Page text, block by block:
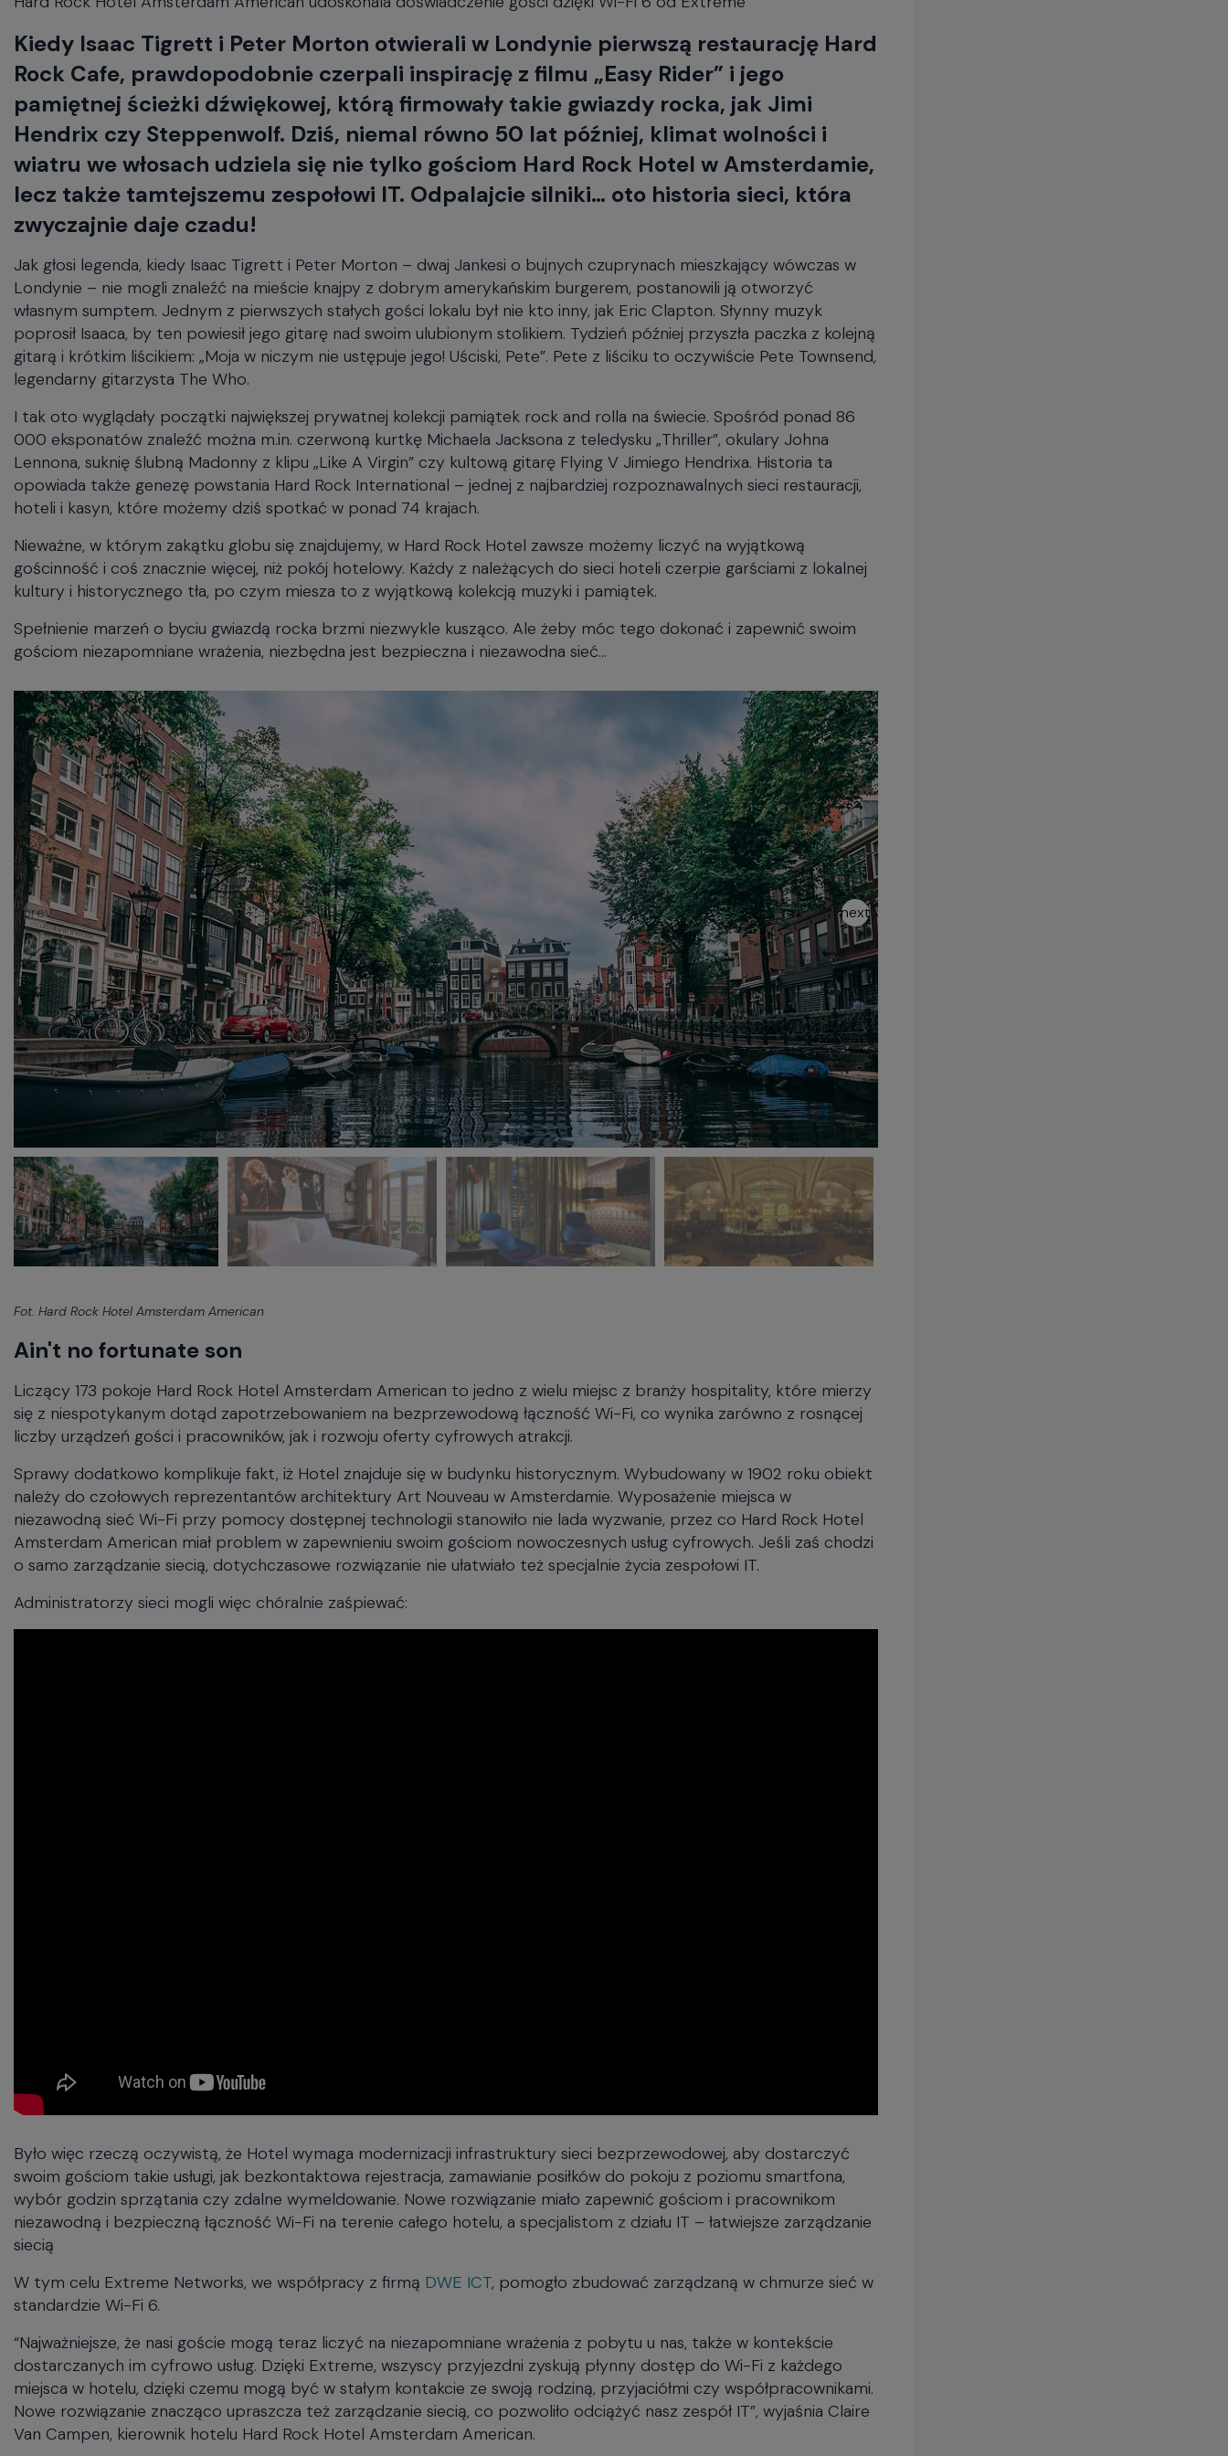
will
the
current
menu.
Spacebar
will
open
the
current
menu.
Kiedy Isaac Tigrett i Peter Morton otwierali w Londynie pierwszą restaurację Hard
Rock Cafe, prawdopodobnie czerpali inspirację z filmu „Easy Rider” i jego
pamiętnej ścieżki dźwiękowej, którą firmowały takie gwiazdy rocka, jak Jimi
Hendrix czy Steppenwolf. Dziś, niemal równo 50 lat później, klimat wolności i
wiatru we włosach udziela się nie tylko gościom Hard Rock Hotel w Amsterdamie,
lecz także tamtejszemu zespołowi IT. Odpalajcie silniki… oto historia sieci, która
zwyczajnie daje czadu!
Jak głosi legenda, kiedy Isaac Tigrett i Peter Morton – dwaj Jankesi o bujnych czuprynach mieszkający wówczas w
Londynie – nie mogli znaleźć na mieście knajpy z dobrym amerykańskim burgerem, postanowili ją otworzyć
własnym sumptem. Jednym z pierwszych stałych gości lokalu był nie kto inny, jak Eric Clapton. Słynny muzyk
poprosił Isaaca, by ten powiesił jego gitarę nad swoim ulubionym stolikiem. Tydzień później przyszła paczka z kolejną
gitarą i krótkim liścikiem: „Moja w niczym nie ustępuje jego! Uściski, Pete”. Pete z liściku to oczywiście Pete Townsend,
legendarny gitarzysta The Who.
I tak oto wyglądały początki największej prywatnej kolekcji pamiątek rock and rolla na świecie. Spośród ponad 86
000 eksponatów znaleźć można m.in. czerwoną kurtkę Michaela Jacksona z teledysku „Thriller”, okulary Johna
Lennona, suknię ślubną Madonny z klipu „Like A Virgin” czy kultową gitarę Flying V Jimiego Hendrixa. Historia ta
opowiada także genezę powstania Hard Rock International – jednej z najbardziej rozpoznawalnych sieci restauracji,
hoteli i kasyn, które możemy dziś spotkać w ponad 74 krajach.
Nieważne, w którym zakątku globu się znajdujemy, w Hard Rock Hotel zawsze możemy liczyć na wyjątkową
gościnność i coś znacznie więcej, niż pokój hotelowy. Każdy z należących do sieci hoteli czerpie garściami z lokalnej
kultury i historycznego tła, po czym miesza to z wyjątkową kolekcją muzyki i pamiątek.
Spełnienie marzeń o byciu gwiazdą rocka brzmi niezwykle kusząco. Ale żeby móc tego dokonać i zapewnić swoim
gościom niezapomniane wrażenia, niezbędna jest bezpieczna i niezawodna sieć…
Fot. Hard Rock Hotel Amsterdam American
Ain't no fortunate son
Liczący 173 pokoje Hard Rock Hotel Amsterdam American to jedno z wielu miejsc z branży hospitality, które mierzy
się z niespotykanym dotąd zapotrzebowaniem na bezprzewodową łączność Wi-Fi, co wynika zarówno z rosnącej
liczby urządzeń gości i pracowników, jak i rozwoju oferty cyfrowych atrakcji.
Sprawy dodatkowo komplikuje fakt, iż Hotel znajduje się w budynku historycznym. Wybudowany w 1902 roku obiekt
należy do czołowych reprezentantów architektury Art Nouveau w Amsterdamie. Wyposażenie miejsca w
niezawodną sieć Wi-Fi przy pomocy dostępnej technologii stanowiło nie lada wyzwanie, przez co Hard Rock Hotel
Amsterdam American miał problem w zapewnieniu swoim gościom nowoczesnych usług cyfrowych. Jeśli zaś chodzi
o samo zarządzanie siecią, dotychczasowe rozwiązanie nie ułatwiało też specjalnie życia zespołowi IT.
Administratorzy sieci mogli więc chóralnie zaśpiewać:
Było więc rzeczą oczywistą, że Hotel wymaga modernizacji infrastruktury sieci bezprzewodowej, aby dostarczyć
swoim gościom takie usługi, jak bezkontaktowa rejestracja, zamawianie posiłków do pokoju z poziomu smartfona,
wybór godzin sprzątania czy zdalne wymeldowanie. Nowe rozwiązanie miało zapewnić gościom i pracownikom
niezawodną i bezpieczną łączność Wi-Fi na terenie całego hotelu, a specjalistom z działu IT – łatwiejsze zarządzanie
siecią
W tym celu Extreme Networks, we współpracy z firmą DWE ICT, pomogło zbudować zarządzaną w chmurze sieć w
standardzie Wi-Fi 6.
“Najważniejsze, że nasi goście mogą teraz liczyć na niezapomniane wrażenia z pobytu u nas, także w kontekście
dostarczanych im cyfrowo usług. Dzięki Extreme, wszyscy przyjezdni zyskują płynny dostęp do Wi-Fi z każdego
miejsca w hotelu, dzięki czemu mogą być w stałym kontakcie ze swoją rodziną, przyjaciółmi czy współpracownikami.
Nowe rozwiązanie znacząco upraszcza też zarządzanie siecią, co pozwoliło odciążyć nasz zespół IT”, wyjaśnia Claire
Van Campen, kierownik hotelu Hard Rock Hotel Amsterdam American.